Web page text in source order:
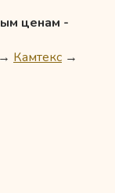
ценам -
→ Камтекс →